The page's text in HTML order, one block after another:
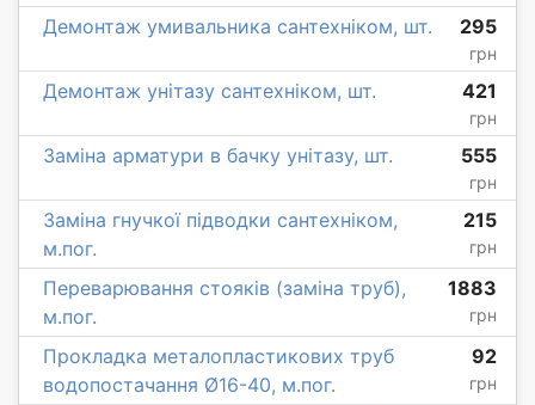
Демонтаж умивальника сантехніком, шт. 295
грн
Демонтаж унітазу сантехніком, шт. 421
грн
Заміна арматури в бачку унітазу, шт. 555
грн
Заміна гнучкої підводки сантехніком,
м.пог.
215
грн
Переварювання стояків (заміна труб),
м.пог.
1883
грн
Прокладка металопластикових труб
водопостачання Ø16-40, м.пог.
92
грн